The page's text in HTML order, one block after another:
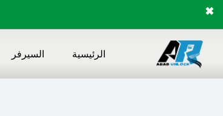
✖
المحتوى
الرئيسية السيرفر